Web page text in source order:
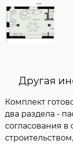
Другая
Комплект
два раздела -
согласования в